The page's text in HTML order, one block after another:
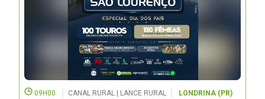
09H00 CANAL RURAL | LANCE RURAL LONDRINA (PR)